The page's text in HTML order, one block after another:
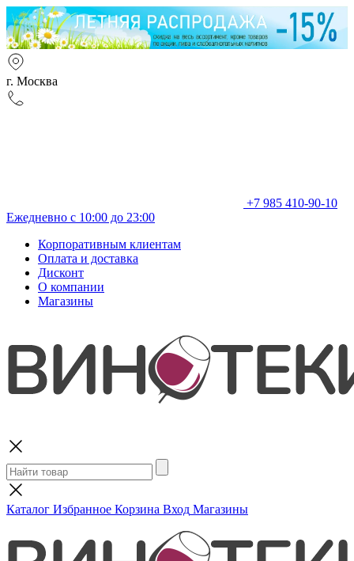
г. Москва
+7 985 410-90-10
Ежедневно с 10:00 до 23:00
Корпоративным клиентам
Оплата и доставка
Дисконт
О компании
Магазины
Каталог Избранное Корзина Вход Магазины